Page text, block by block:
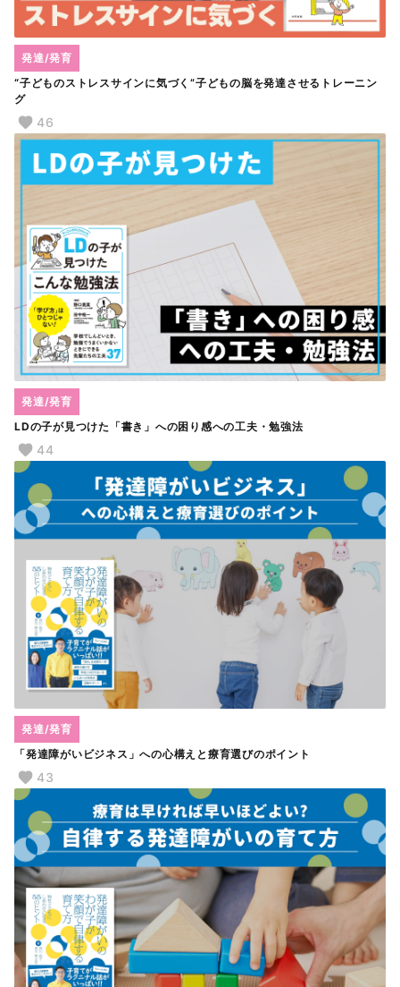
“子どものストレスサインに気づく”子どもの脳を発達させるトレーニン
グ
発達/発育
46
LDの子が見つけた「書き」への困り感への工夫・勉強法
発達/発育
44
「発達障がいビジネス」への心構えと療育選びのポイント
発達/発育
43